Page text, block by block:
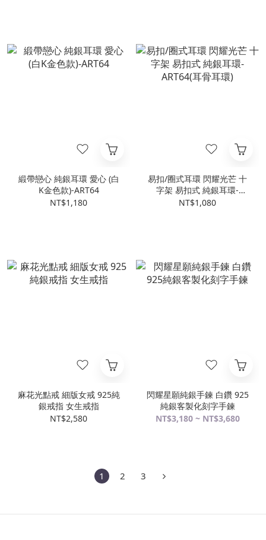
緞帶戀心 純銀耳環 愛心 (白
K金色款)-ART64
NT$1,180
易扣/圈式耳環 閃耀光芒 十
字架 易扣式 純銀耳環-
ART64(耳骨耳環)
NT$1,080
麻花光點戒 細版女戒 925純
銀戒指 女生戒指
NT$2,580
閃耀星願純銀手鍊 白鑽 925
純銀客製化刻字手鍊
NT$3,180 ~ NT$3,680
1 2 3